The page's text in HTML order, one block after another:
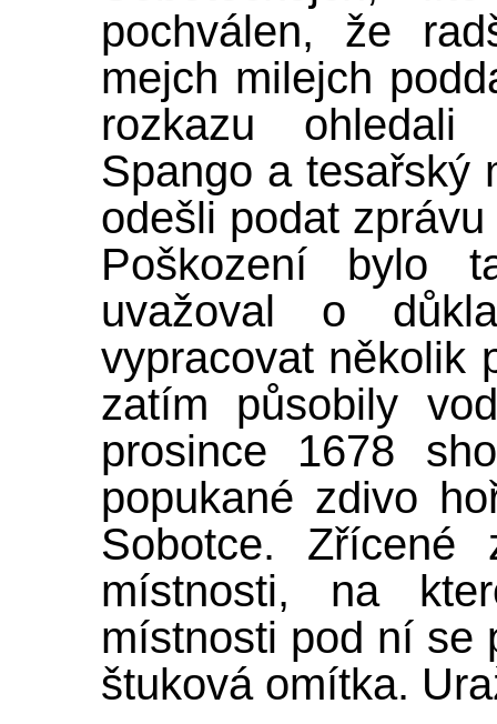
pochválen, že
mejch milejch
rozkazu
Spango a tesařský
odešli podat
Poškození bylo
uvažoval o
vypracovat několik
zatím působily
prosince 1678
popukané zdivo
Sobotce. Zřícené
místnosti, na
místnosti pod ní se
štuková omítka.